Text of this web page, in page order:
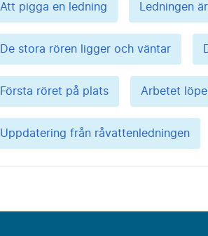
Att pigga en ledning Ledningen
De stora rören ligger och väntar
Första röret på plats Arbetet
Uppdatering från råvattenledningen